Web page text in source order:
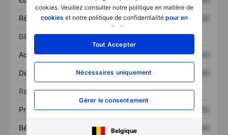
cookies. Veuillez consulter notre politique en matière de
cookies et notre politique de confidentialité pour en
savoir plus
Tout Accepter
Nécessaires uniquement
Gérer le consentement
Belgique
Résultat net XXXXXXX XXXXXXX
Bilan
Actif total XXXXXXX XXXXXXX
Dette totale XXXXXXX
Ratios
Prix / ventes XXXXXXX XXXXXXX
Bénéfice par action XXXXXXX